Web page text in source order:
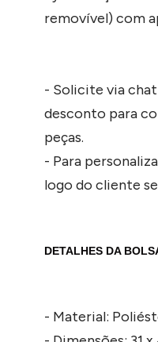
removível) com
- Solicite via
desconto para
peças.
- Para
logo do cliente
DETALHES DA
- Material: